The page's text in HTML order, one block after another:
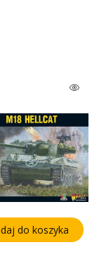
do koszyka